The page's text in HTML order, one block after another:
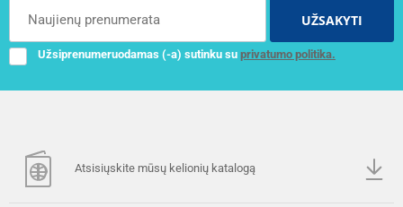
UŽSAKYTI
Užsiprenumeruodamas (-a) sutinku su privatumo politika.
Atsisiųskite mūsų kelionių katalogą